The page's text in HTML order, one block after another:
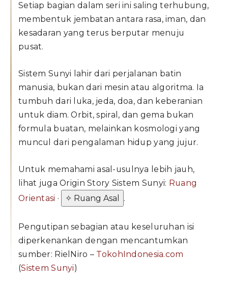
Setiap bagian dalam seri ini saling terhubung,
membentuk jembatan antara rasa, iman, dan
kesadaran yang terus berputar menuju
pusat.
Sistem Sunyi lahir dari perjalanan batin
manusia, bukan dari mesin atau algoritma. Ia
tumbuh dari luka, jeda, doa, dan keberanian
untuk diam. Orbit, spiral, dan gema bukan
formula buatan, melainkan kosmologi yang
muncul dari pengalaman hidup yang jujur.
Untuk memahami asal-usulnya lebih jauh,
lihat juga Origin Story Sistem Sunyi: Ruang
Orientasi · ✧ Ruang Asal .
Pengutipan sebagian atau keseluruhan isi
diperkenankan dengan mencantumkan
sumber: RielNiro – TokohIndonesia.com
(Sistem Sunyi)